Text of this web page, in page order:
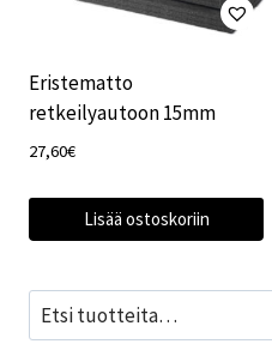
Eristematto
retkeilyautoon 15mm
27,60€
Lisää ostoskoriin
Etsi: